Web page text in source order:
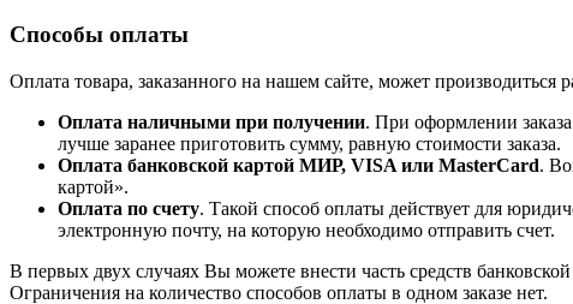
Способы оплаты
Оплата товара, заказанного на нашем сайте, может производиться
Оплата наличными при получении. При оформлении
лучше заранее приготовить сумму, равную стоимости заказа.
Оплата банковской картой МИР, VISA или MasterCard.
картой».
Оплата по счету. Такой способ оплаты действует для
электронную почту, на которую необходимо отправить счет.
В первых двух случаях Вы можете внести часть средств
Ограничения на количество способов оплаты в одном заказе нет.